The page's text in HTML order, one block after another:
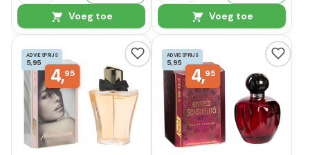
Voeg toe Voeg toe
ADVIESPRIJS
5,95
4,95
ADVIESPRIJS
5,95
4,95